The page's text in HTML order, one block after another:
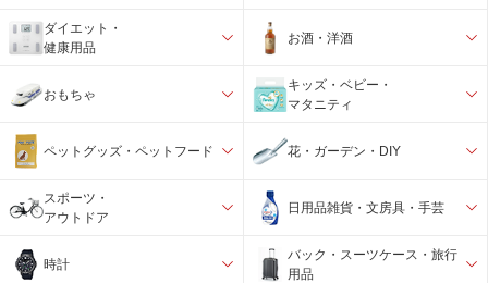
ダイエット・
健康用品
お酒・洋酒
おもちゃ
キッズ・ベビー・
マタニティ
ペットグッズ・ペットフード 花・ガーデン・DIY
スポーツ・
アウトドア
日用品雑貨・文房具・手芸
時計
バック・スーツケース・旅行
用品